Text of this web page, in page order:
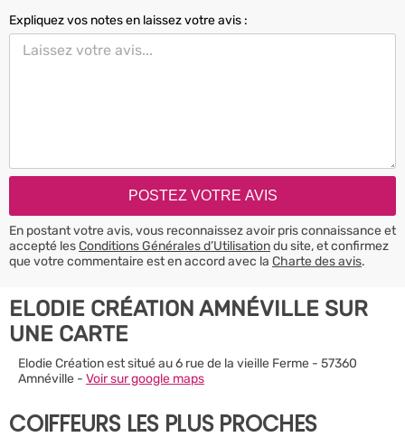
Expliquez vos notes en laissez votre avis :
En postant votre avis, vous reconnaissez avoir pris connaissance et
accepté lesConditions Générales d’Utilisationdu site, et confirmez
que votre commentaire est en accord avec la Charte des avis.
ELODIE CRÉATION AMNÉVILLE SUR
UNE CARTE
Elodie Création est situé au 6 rue de la vieille Ferme - 57360
Amnéville - Voir sur google maps
COIFFEURS LES PLUS PROCHES